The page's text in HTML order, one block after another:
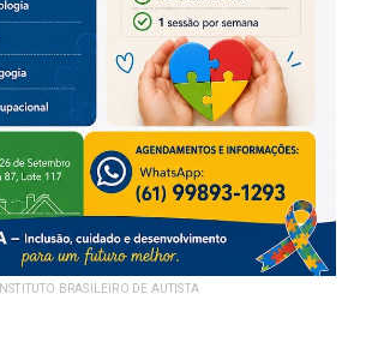
INSTITUTO BRASILEIRO DE AUTISTA